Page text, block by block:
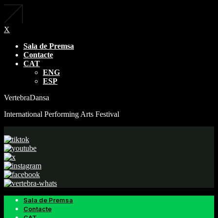
X
Sala de Premsa
Contacte
CAT
ENG
ESP
VertebraDansa
International Performing Arts Festival
Sala de Premsa
Contacte